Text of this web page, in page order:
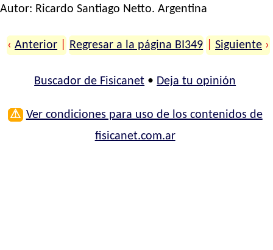
Autor: Ricardo Santiago Netto. Argentina
‹ Anterior Regresar a la página BI349 Siguiente ›
Buscador de Fisicanet • Deja tu opinión
⚠ Ver condiciones para uso de los contenidos de
fisicanet.com.ar